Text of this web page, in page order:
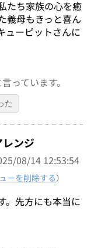
たち家族の心を癒
義母もきっと喜ん
ューピットさんに
っています。
た
ンジ
08/14 12:53:54
ーを削除する）
。先方にも本当に